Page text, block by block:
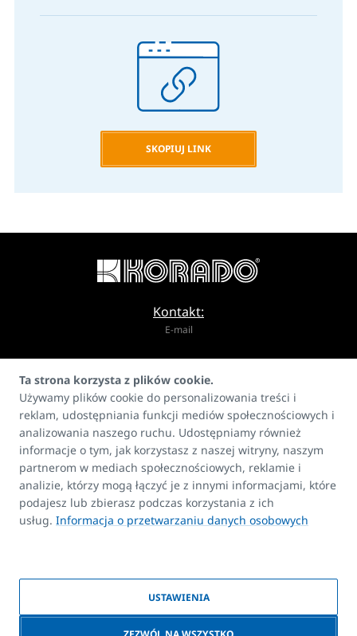
SKOPIUJ LINK
Kontakt:
E-mail
Produkty
FAQ
Kontakt
© 2026 KORADO | Stworzony przez firmęBlueGhost
Ta strona korzysta z plików cookie.
Używamy plików cookie do personalizowania treści i
reklam, udostępniania funkcji mediów społecznościowych i
analizowania naszego ruchu. Udostępniamy również
informacje o tym, jak korzystasz z naszej witryny, naszym
partnerom w mediach społecznościowych, reklamie i
analizie, którzy mogą łączyć je z innymi informacjami, które
podajesz lub zbierasz podczas korzystania z ich
usług. Informacja o przetwarzaniu danych osobowych
USTAWIENIA